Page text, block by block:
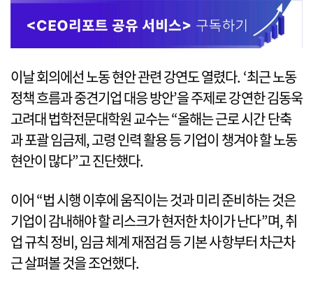
이날 회의에선 노동 현안 관련 강연도 열렸다. ‘최근 노동
정책 흐름과 중견기업 대응 방안’을 주제로 강연한 김동욱
고려대 법학전문대학원 교수는 “올해는 근로 시간 단축
과 포괄 임금제, 고령 인력 활용 등 기업이 챙겨야 할 노동
현안이 많다”고 진단했다.
이어 “법 시행 이후에 움직이는 것과 미리 준비하는 것은
기업이 감내해야 할 리스크가 현저한 차이가 난다”며, 취
업 규칙 정비, 임금 체계 재점검 등 기본 사항부터 차근차
근 살펴볼 것을 조언했다.